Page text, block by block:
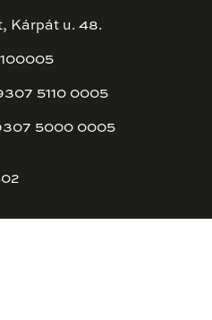
Kárpát u. 48.
5110 0005
5000 0005